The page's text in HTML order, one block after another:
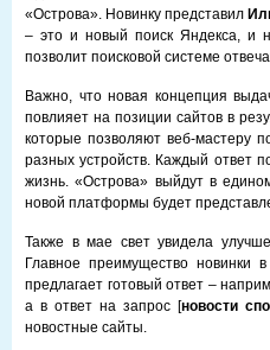
«Острова». Новинку представил
– это и новый поиск Яндекса, и
позволит поисковой системе
Важно, что новая концепция
повлияет на позиции сайтов в
которые позволяют веб-мастеру
разных устройств. Каждый ответ
жизнь. «Острова» выйдут в
новой платформы будет
Также в мае свет увидела
Главное преимущество новинки
предлагает готовый ответ –
а в ответ на запрос [новости
новостные сайты.